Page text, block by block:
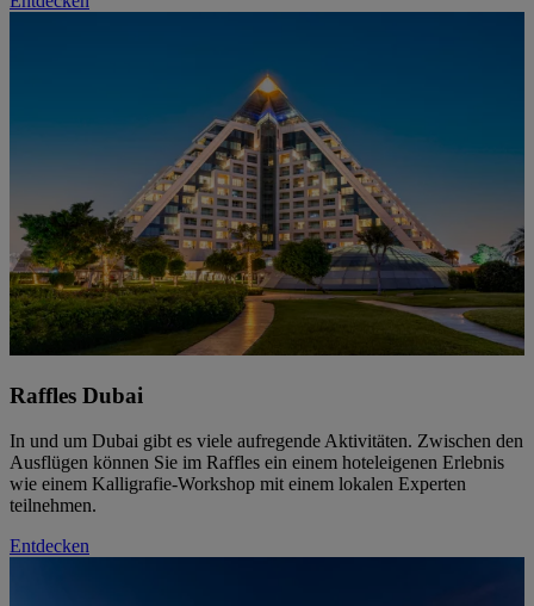
Raffles Dubai
In und um Dubai gibt es viele aufregende Aktivitäten. Zwischen den
Ausflügen können Sie im Raffles ein einem hoteleigenen Erlebnis
wie einem Kalligrafie-Workshop mit einem lokalen Experten
teilnehmen.
Entdecken